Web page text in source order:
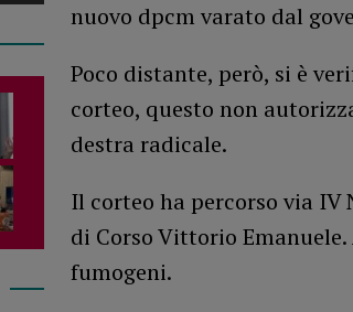
nuovo dpcm varato dal
Poco distante, però, si è
corteo, questo non
destra radicale.
Il corteo ha percorso via IV
di Corso Vittorio
fumogeni.